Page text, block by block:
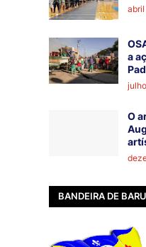
a
O
BANDEIRA DE